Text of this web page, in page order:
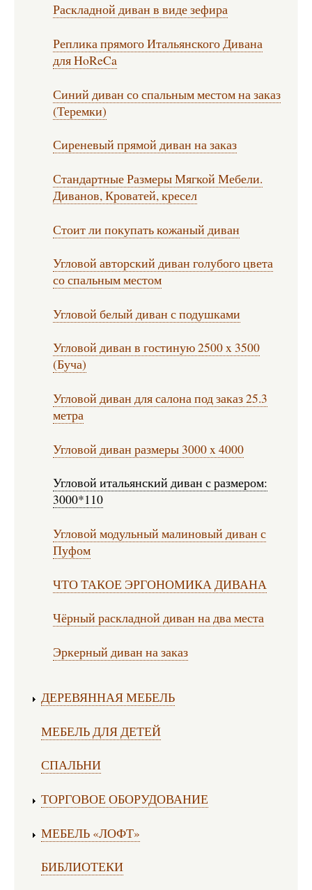
Раскладной диван в виде зефира
Реплика прямого Итальянского Дивана
для HoReCa
Синий диван со спальным местом на заказ
(Теремки)
Сиреневый прямой диван на заказ
Стандартные Размеры Мягкой Мебели.
Диванов, Кроватей, кресел
Стоит ли покупать кожаный диван
Угловой авторский диван голубого цвета
со спальным местом
Угловой белый диван с подушками
Угловой диван в гостиную 2500 x 3500
(Буча)
Угловой диван для салона под заказ 25.3
метра
Угловой диван размеры 3000 x 4000
Угловой итальянский диван с размером:
3000*110
Угловой модульный малиновый диван с
Пуфом
ЧТО ТАКОЕ ЭРГОНОМИКА ДИВАНА
Чёрный раскладной диван на два места
Эркерный диван на заказ
ДЕРЕВЯННАЯ МЕБЕЛЬ
МЕБЕЛЬ ДЛЯ ДЕТЕЙ
СПАЛЬНИ
ТОРГОВОЕ ОБОРУДОВАНИЕ
МЕБЕЛЬ «ЛОФТ»
БИБЛИОТЕКИ